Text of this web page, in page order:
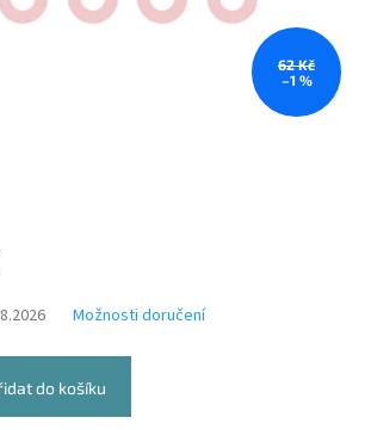
62 Kč
–1 %
Možnosti doručení
do košíku